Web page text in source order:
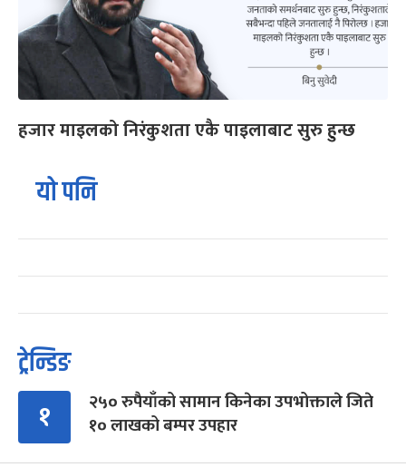
हजार माइलको निरंकुशता एकै पाइलाबाट सुरु हुन्छ
यो पनि
ट्रेन्डिङ
१
२५० रुपैयाँको सामान किनेका उपभोक्ताले जिते
१० लाखको बम्पर उपहार